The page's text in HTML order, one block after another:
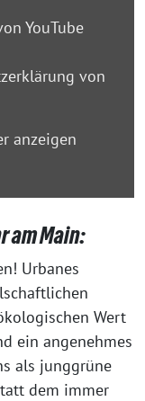
YouTube
von
anzeigen
am Main:
Urbanes
Wert
ein angenehmes
als junggrüne
dem immer